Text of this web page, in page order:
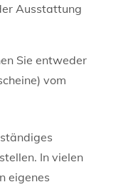
Ausstattung
Sie entweder
vom
In vielen
eigenes